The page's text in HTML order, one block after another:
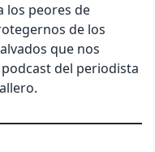
los peores de
de los
que nos
del periodista
Cancel